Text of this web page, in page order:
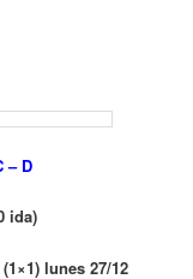
– D
ida)
lunes 27/12